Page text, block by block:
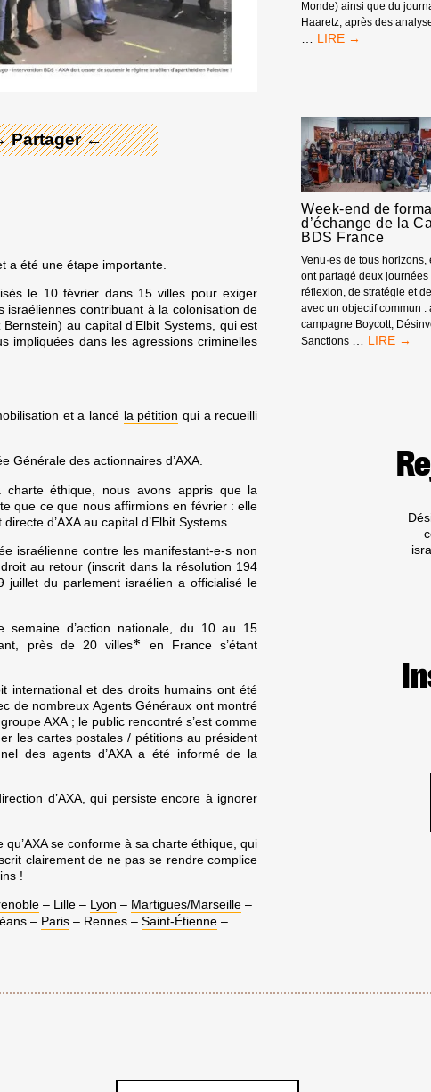
Partager ←
Merci ! →
a été une étape importante.
le 10 février dans 15 villes pour exiger
israéliennes contribuant à la colonisation de
au capital d’Elbit Systems, qui est
impliquées dans les agressions criminelles
et a lancé la pétition qui a recueilli
Générale des actionnaires d’AXA.
éthique, nous avons appris que la
que ce que nous affirmions en février : elle
d’AXA au capital d’Elbit Systems.
israélienne contre les manifestant-e-s non
au retour (inscrit dans la résolution 194
juillet du parlement israélien a officialisé le
semaine d’action nationale, du 10 au 15
près de 20 villes*en France s’étant
international et des droits humains ont été
de nombreux Agents Généraux ont montré
AXA ; le public rencontré s’est comme
les cartes postales / pétitions au président
des agents d’AXA a été informé de la
d’AXA, qui persiste encore à ignorer
se conforme à sa charte éthique, qui
clairement de ne pas se rendre complice
!
– Lille – Lyon – Martigues/Marseille –
– Paris – Rennes –Saint-Étienne –
Monde) ainsi que du
Haaretz, après des
… DÉSINFORMATION,
?
PRATIQUES
DANGEREUSES
POUR
LA
!
Week-end de
d’échange de la
BDS France
Venu·es de tous horizons,
ont partagé deux journées
réflexion, de stratégie et
avec un objectif commun :
campagne Boycott,
Sanctions … WEEK-
CAMPAGNE